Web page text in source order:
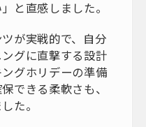
と直感しました。
が実戦的で、自分
グに直撃する設計
グホリデーの準備
できる柔軟さも、
た。